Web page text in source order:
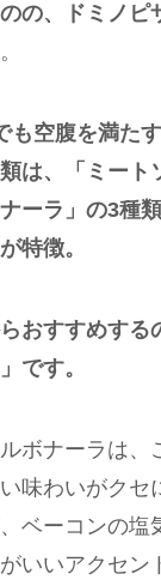
の、ドミノピ
。
も空腹を満た
は、「ミート
ーラ」の3種
特徴。
おすすめする
です。
ボナーラは、
味わいがクセ
ベーコンの塩
いいアクセン